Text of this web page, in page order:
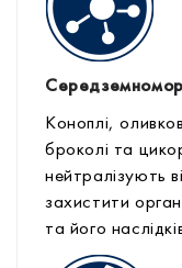
Коноплі,
броколі та
нейтралізують
захистити
та його